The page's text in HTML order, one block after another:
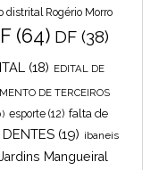
distrital Rogério Morro
(64) DF (38)
(18) EDITAL DE
DE TERCEIROS
esporte (12) falta de
(19) ibaneis
Mangueiral